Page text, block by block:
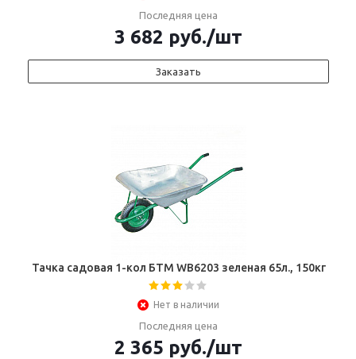
Последняя цена
3 682 руб./шт
Заказать
Тачка садовая 1-кол БТМ WB6203 зеленая 65л., 150кг
Нет в наличии
Последняя цена
2 365 руб./шт